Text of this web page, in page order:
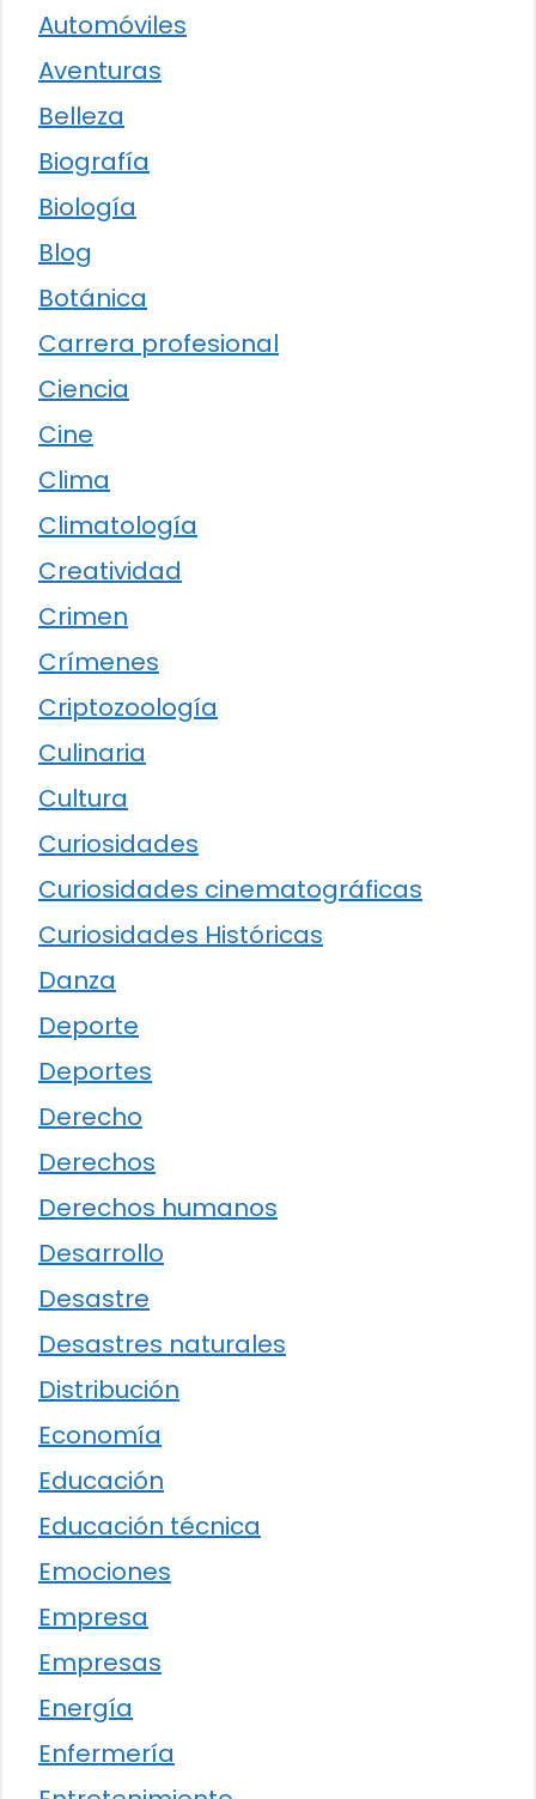
Automóviles
Aventuras
Belleza
Biografía
Biología
Blog
Botánica
Carrera profesional
Ciencia
Cine
Clima
Climatología
Creatividad
Crimen
Crímenes
Criptozoología
Culinaria
Cultura
Curiosidades
Curiosidades cinematográficas
Curiosidades Históricas
Danza
Deporte
Deportes
Derecho
Derechos
Derechos humanos
Desarrollo
Desastre
Desastres naturales
Distribución
Economía
Educación
Educación técnica
Emociones
Empresa
Empresas
Energía
Enfermería